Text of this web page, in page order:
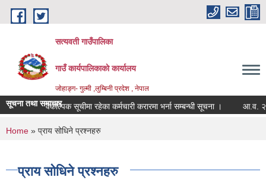
Skip to main content
सत्यवती गाउँपालिका
गाउँ कार्यपालिकाकाे कार्यालय
जाेहाङ्ग- गुल्मी ,लुम्बिनी प्रदेश , नेपाल
सूचना तथा समाचार
वैकल्पिक सूचीमा रहेका कर्मचारी करारमा भर्ना सम्बन्धी सूचना । आ.व. २०८३/
You are here
Home » प्राय सोधिने प्रश्नहरु
प्राय सोधिने प्रश्नहरु